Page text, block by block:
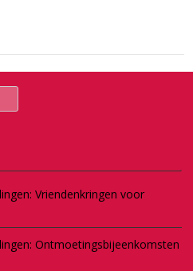
Vriendenkringen voor
Ontmoetingsbijeenkomsten